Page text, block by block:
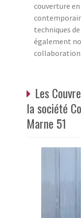
couverture
techniques
également
collaboration
Les
la société
Marne 51